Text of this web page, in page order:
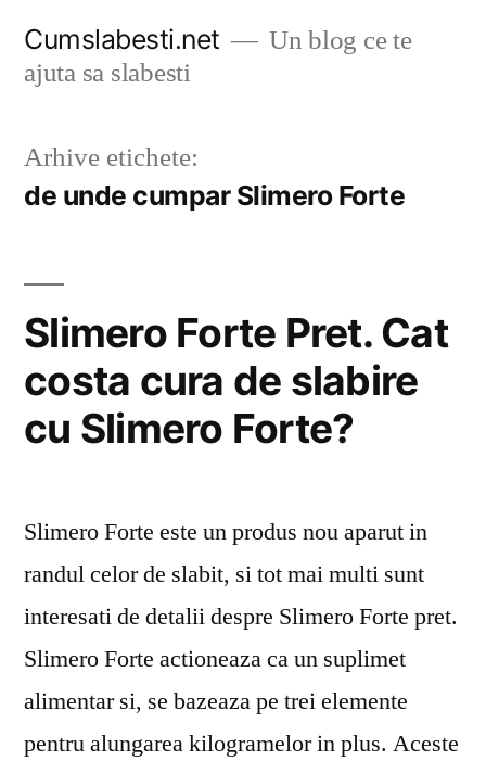
Cumslabesti.net
Un blog ce te
ajuta sa slabesti
Arhive etichete:
de unde cumpar Slimero Forte
Slimero Forte Pret. Cat
costa cura de slabire
cu Slimero Forte?
Slimero Forte este un produs nou aparut in
randul celor de slabit, si tot mai multi sunt
interesati de detalii despre Slimero Forte pret.
Slimero Forte actioneaza ca un suplimet
alimentar si, se bazeaza pe trei elemente
pentru alungarea kilogramelor in plus. Aceste